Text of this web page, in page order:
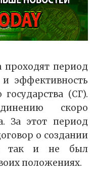
проходят период
эффективность
(СГ).
скоро
За этот период
о создании
так и не был
положениях.